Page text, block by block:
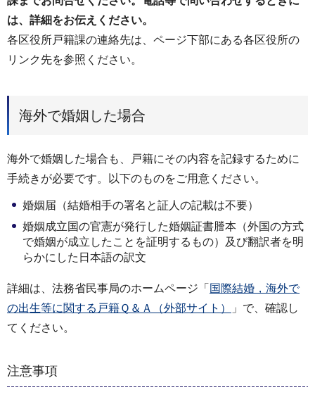
は、詳細をお伝えください。
各区役所戸籍課の連絡先は、ページ下部にある各区役所の
リンク先を参照ください。
海外で婚姻した場合
海外で婚姻した場合も、戸籍にその内容を記録するために
手続きが必要です。以下のものをご用意ください。
婚姻届（結婚相手の署名と証人の記載は不要）
婚姻成立国の官憲が発行した婚姻証書謄本（外国の方式
で婚姻が成立したことを証明するもの）及び翻訳者を明
らかにした日本語の訳文
詳細は、法務省民事局のホームページ「 国際結婚，海外で
の出生等に関する戸籍Ｑ＆Ａ（外部サイト）
」で、確認し
てください。
注意事項